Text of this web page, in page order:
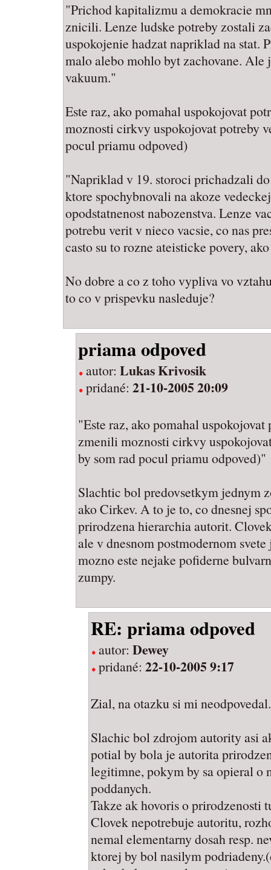
"Prichod kapitalizmu a demokracie
znicili. Lenze ludske potreby zostali
uspokojenie hadzat napriklad na stat.
malo alebo mohlo byt zachovane.
vakuum."
Este raz, ako pomahal uspokojovat
moznosti cirkvy uspokojovat potreby
pocul priamu odpoved)
"Napriklad v 19. storoci prichadzali
ktore spochybnovali na akoze
opodstatnenost nabozenstva. Lenze
potrebu verit v nieco vacsie, co nas
casto su to rozne ateisticke povery,
No dobre a co z toho vypliva vo
to co v prispevku nasleduje?
priama odpoved
autor: Lukas Krivosik
pridané: 21-10-2005 20:09
"Este raz, ako pomahal
zmenili moznosti cirkvy
by som rad pocul priamu odpoved)"
Slachtic bol predovsetkym jednym
ako Cirkev. A to je to, co dnesnej
prirodzena hierarchia autorit.
ale v dnesnom postmodernom
mozno este nejake pofiderne
zumpy.
RE: priama odpoved
autor: Dewey
pridané: 22-10-2005 9:17
Zial, na otazku si mi neodpovedal.
Slachic bol zdrojom autority asi
potial by bola je autorita
legitimne, pokym by sa opieral o
poddanych.
Takze ak hovoris o prirodzenosti
Clovek nepotrebuje autoritu,
nemal elementarny dosah resp.
ktorej by bol nasilym